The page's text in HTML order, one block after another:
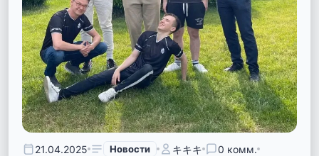
21.04.2025 Новости キキキ
0 комм.